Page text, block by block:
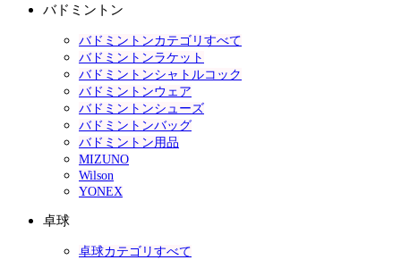
バドミントン
バドミントンカテゴリすべて
バドミントンラケット
バドミントンシャトルコック
バドミントンウェア
バドミントンシューズ
バドミントンバッグ
バドミントン用品
MIZUNO
Wilson
YONEX
卓球
卓球カテゴリすべて